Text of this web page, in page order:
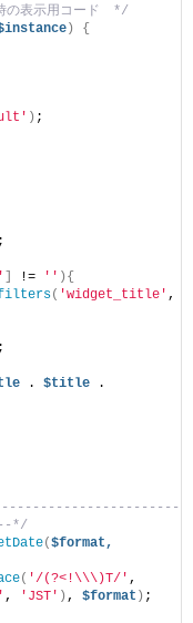
の表示用コード　*/
)
{
) ;
;
!= '' ){
( 'widget_title'
;
. $title
*/
($format,
( '/(?<!\\\)T/'
, 'JST' ) , $format ) ;